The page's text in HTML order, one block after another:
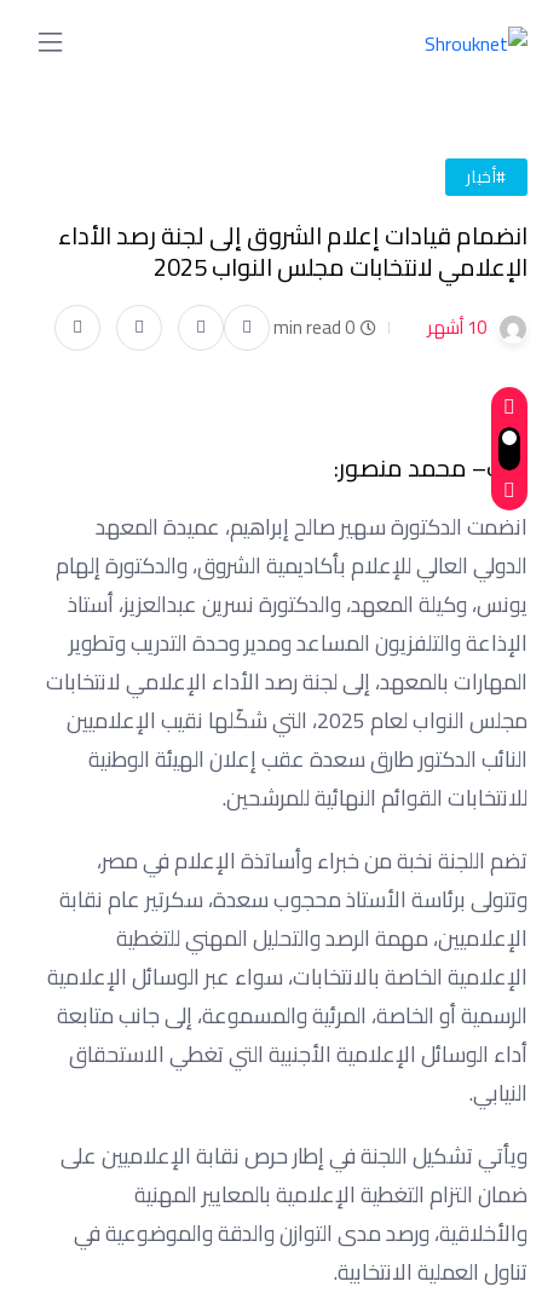
#أخبار
انضمام قيادات إعلام الشروق إلى لجنة رصد الأداء
الإعلامي لانتخابات مجلس النواب 2025
10 أشهر 0 min read
كتب– محمد منصور:
انضمت الدكتورة سهير صالح إبراهيم، عميدة المعهد
الدولي العالي للإعلام بأكاديمية الشروق، والدكتورة إلهام
يونس، وكيلة المعهد، والدكتورة نسرين عبدالعزيز، أستاذ
الإذاعة والتلفزيون المساعد ومدير وحدة التدريب وتطوير
المهارات بالمعهد، إلى لجنة رصد الأداء الإعلامي لانتخابات
مجلس النواب لعام 2025، التي شكّلها نقيب الإعلاميين
النائب الدكتور طارق سعدة عقب إعلان الهيئة الوطنية
للانتخابات القوائم النهائية للمرشحين.
تضم اللجنة نخبة من خبراء وأساتذة الإعلام في مصر،
وتتولى برئاسة الأستاذ محجوب سعدة، سكرتير عام نقابة
الإعلاميين، مهمة الرصد والتحليل المهني للتغطية
الإعلامية الخاصة بالانتخابات، سواء عبر الوسائل الإعلامية
الرسمية أو الخاصة، المرئية والمسموعة، إلى جانب متابعة
أداء الوسائل الإعلامية الأجنبية التي تغطي الاستحقاق
النيابي.
ويأتي تشكيل اللجنة في إطار حرص نقابة الإعلاميين على
ضمان التزام التغطية الإعلامية بالمعايير المهنية
والأخلاقية، ورصد مدى التوازن والدقة والموضوعية في
تناول العملية الانتخابية.